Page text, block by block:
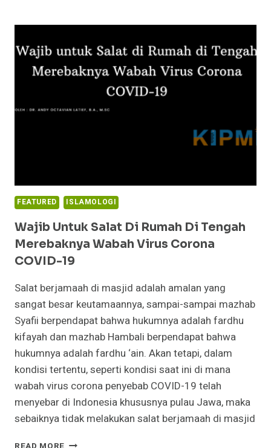
THALIB,
GARUT?
FEATURED ISLAMOLOGI
Wajib Untuk Salat Di Rumah Di Tengah
Merebaknya Wabah Virus Corona
COVID-19
Salat berjamaah di masjid adalah amalan yang
sangat besar keutamaannya, sampai-sampai mazhab
Syafii berpendapat bahwa hukumnya adalah fardhu
kifayah dan mazhab Hambali berpendapat bahwa
hukumnya adalah fardhu ‘ain. Akan tetapi, dalam
kondisi tertentu, seperti kondisi saat ini di mana
wabah virus corona penyebab COVID-19 telah
menyebar di Indonesia khususnya pulau Jawa, maka
sebaiknya tidak melakukan salat berjamaah di masjid
WAJIB